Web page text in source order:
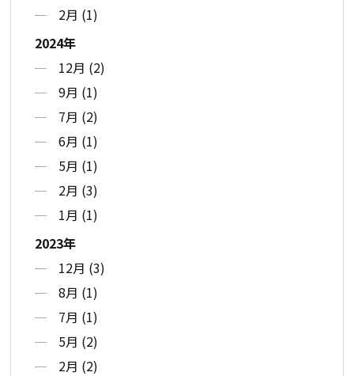
2月 (1)
2024年
12月 (2)
9月 (1)
7月 (2)
6月 (1)
5月 (1)
2月 (3)
1月 (1)
2023年
12月 (3)
8月 (1)
7月 (1)
5月 (2)
2月 (2)